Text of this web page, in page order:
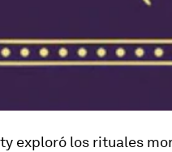
exploró los rituales